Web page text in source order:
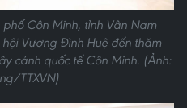
Côn Minh, tỉnh Vân Nam
Vương Đình Huệ đến thăm
cảnh quốc tế Côn Minh. (Ảnh:
TTXVN)